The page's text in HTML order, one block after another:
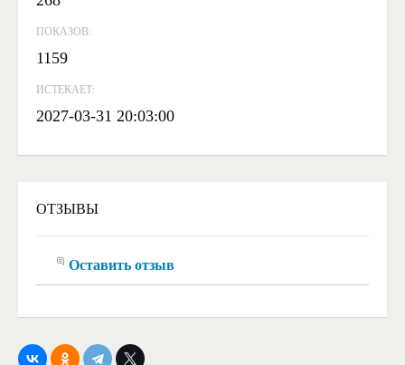
ПОКАЗОВ:
1159
ИСТЕКАЕТ:
2027-03-31 20:03:00
ОТЗЫВЫ
Оставить отзыв